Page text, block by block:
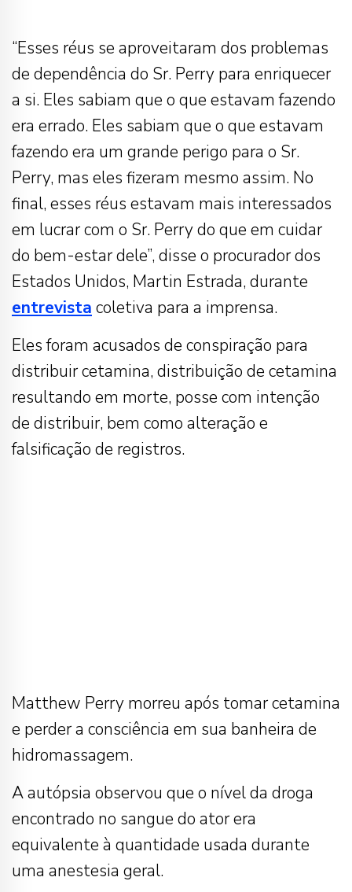
“Esses réus se aproveitaram dos problemas
de dependência do Sr. Perry para enriquecer
a si. Eles sabiam que o que estavam fazendo
era errado. Eles sabiam que o que estavam
fazendo era um grande perigo para o Sr.
Perry, mas eles fizeram mesmo assim. No
final, esses réus estavam mais interessados ​​
em lucrar com o Sr. Perry do que em cuidar
do bem-estar dele”, disse o procurador dos
Estados Unidos, Martin Estrada, durante
entrevista coletiva para a imprensa.
Eles foram acusados ​​de conspiração para
distribuir cetamina, distribuição de cetamina
resultando em morte, posse com intenção
de distribuir, bem como alteração e
falsificação de registros.
Matthew Perry morreu após tomar cetamina
e perder a consciência em sua banheira de
hidromassagem.
A autópsia observou que o nível da droga
encontrado no sangue do ator era
equivalente à quantidade usada durante
uma anestesia geral.